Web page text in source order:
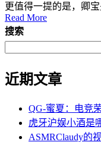
更值得一提的是，卿
Read More
搜索
近期文章
QG-蜜夏：电竞
虎牙沪娱小酒是
ASMRClaudy的